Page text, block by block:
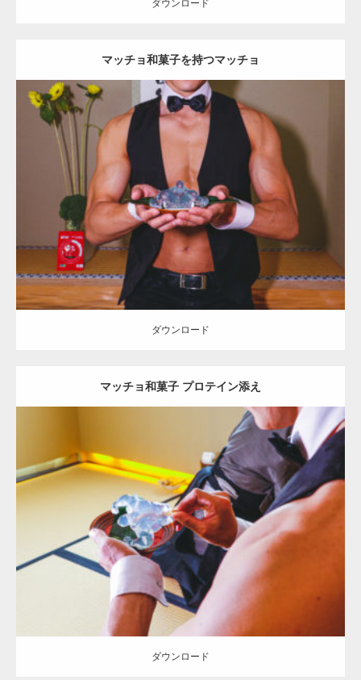
ダウンロード
マッチョ和菓子を持つマッチョ
Update: 2021.07.7
Category: 茶会のマッチョ その他 AKIHITO(細マッチョ)
上腕二頭筋
肩
ダウンロード
ダウンロード
マッチョ和菓子 プロテイン添え
Update:2021.07.7
茶会のマッチョ その他 AKIHITO(細マッチョ)
ダウンロード
ダウンロード